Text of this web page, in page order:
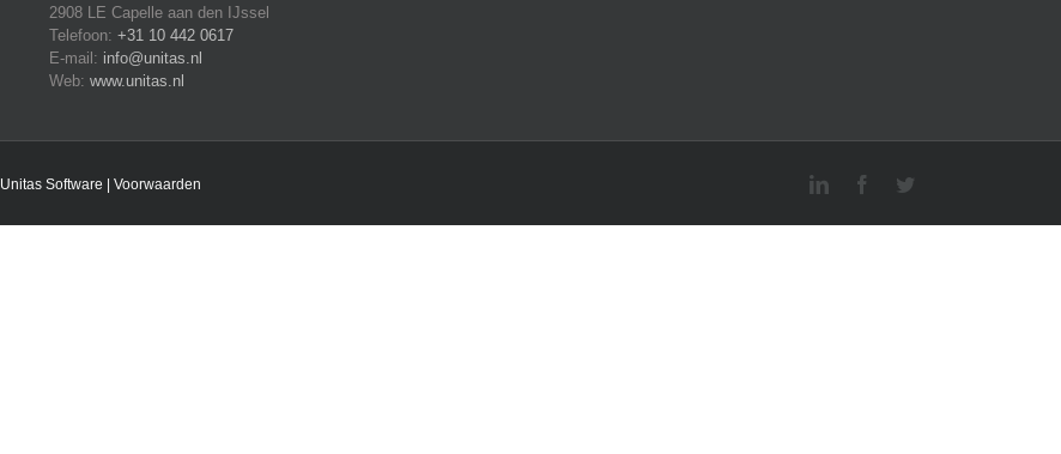
2908 LE Capelle aan den IJssel
Telefoon: +31 10 442 0617
E-mail: info@unitas.nl
Web: www.unitas.nl
Unitas Software Voorwaarden LinkedInFacebook